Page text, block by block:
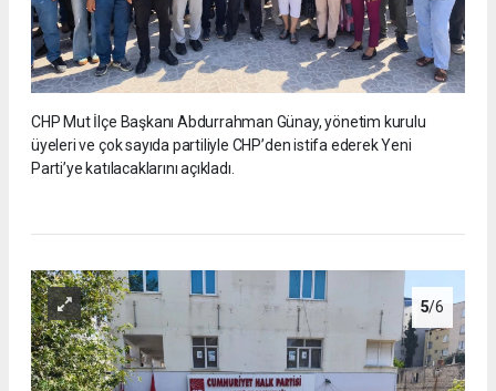
CHP Mut İlçe Başkanı Abdurrahman Günay, yönetim kurulu
üyeleri ve çok sayıda partiliyle CHP’den istifa ederek Yeni
Parti’ye katılacaklarını açıkladı.
5/6